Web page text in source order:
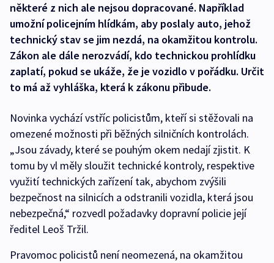
některé z nich ale nejsou dopracované. Například
umožní policejním hlídkám, aby poslaly auto, jehož
technický stav se jim nezdá, na okamžitou kontrolu.
Zákon ale dále nerozvádí, kdo technickou prohlídku
zaplatí, pokud se ukáže, že je vozidlo v pořádku. Určit
to má až vyhláška, která k zákonu přibude.
Novinka vychází vstříc policistům, kteří si stěžovali na
omezené možnosti při běžných silničních kontrolách.
„Jsou závady, které se pouhým okem nedají zjistit. K
tomu by vl měly sloužit technické kontroly, respektive
využití technických zařízení tak, abychom zvýšili
bezpečnost na silnicích a odstranili vozidla, která jsou
nebezpečná,“ rozvedl požadavky dopravní policie její
ředitel Leoš Tržil.
Pravomoc policistů není neomezená, na okamžitou